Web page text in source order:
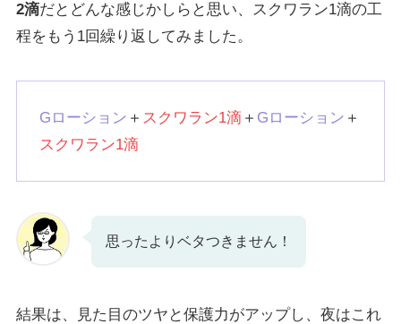
2滴だとどんな感じかしらと思い、スクワラン1滴の工
程をもう1回繰り返してみました。
Gローション ＋ スクワラン1滴 ＋ Gローション ＋
スクワラン1滴
思ったよりベタつきません！
結果は、見た目のツヤと保護力がアップし、夜はこれ